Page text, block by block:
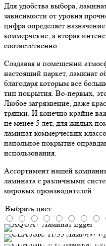
Для удобства выбора,
зависимости от уровня
цифра определяет
коммерчекие, а вторая
соответственно.
Создавая в помещении
настоящий паркет, ламинат
благодаря которым все
тип покрытия. Во-первых, это
Любое загрязнение, даже
тряпки. И конечно крайне
не менее 5 лет, для жилых
ламинат коммерческих
напольное покрытие
использования.
Ассортимент нашей
ламината с различными
мировых производителей.
Выбрать цвет